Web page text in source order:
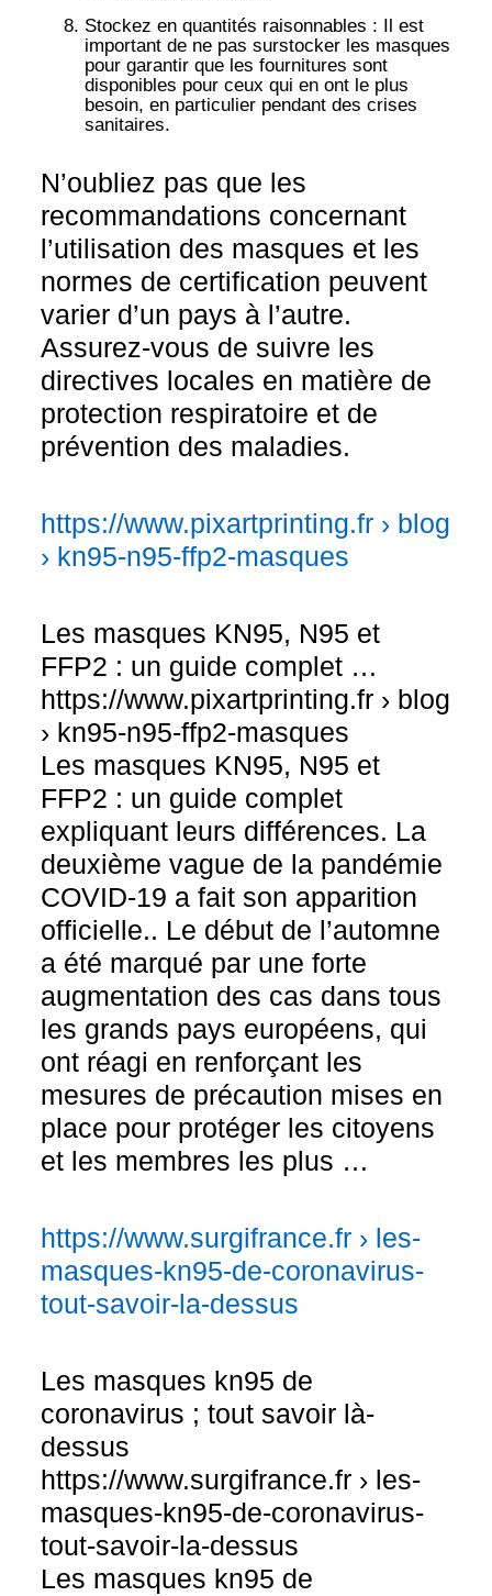
Stockez en quantités raisonnables : Il est
important de ne pas surstocker les masques
pour garantir que les fournitures sont
disponibles pour ceux qui en ont le plus
besoin, en particulier pendant des crises
sanitaires.
N’oubliez pas que les
recommandations concernant
l’utilisation des masques et les
normes de certification peuvent
varier d’un pays à l’autre.
Assurez-vous de suivre les
directives locales en matière de
protection respiratoire et de
prévention des maladies.
https://www.pixartprinting.fr › blog
› kn95-n95-ffp2-masques
Les masques KN95, N95 et
FFP2 : un guide complet …
https://www.pixartprinting.fr › blog
› kn95-n95-ffp2-masques
Les masques KN95, N95 et
FFP2 : un guide complet
expliquant leurs différences. La
deuxième vague de la pandémie
COVID-19 a fait son apparition
officielle.. Le début de l’automne
a été marqué par une forte
augmentation des cas dans tous
les grands pays européens, qui
ont réagi en renforçant les
mesures de précaution mises en
place pour protéger les citoyens
et les membres les plus …
https://www.surgifrance.fr › les-
masques-kn95-de-coronavirus-
tout-savoir-la-dessus
Les masques kn95 de
coronavirus ; tout savoir là-
dessus
https://www.surgifrance.fr › les-
masques-kn95-de-coronavirus-
tout-savoir-la-dessus
Les masques kn95 de